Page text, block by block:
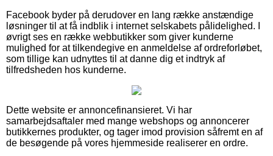
Facebook byder på derudover en lang række anstændige
løsninger til at få indblik i internet selskabets pålidelighed. I
øvrigt ses en række webbutikker som giver kunderne
mulighed for at tilkendegive en anmeldelse af ordreforløbet,
som tillige kan udnyttes til at danne dig et indtryk af
tilfredsheden hos kunderne.
Dette website er annoncefinansieret. Vi har
samarbejdsaftaler med mange webshops og annoncerer
butikkernes produkter, og tager imod provision såfremt en af
de besøgende på vores hjemmeside realiserer en ordre.